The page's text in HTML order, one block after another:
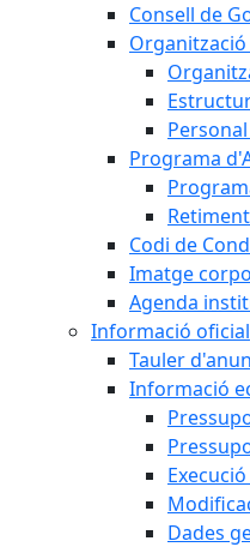
Consell de
Programa
Codi de
Imatge
Agenda
Informació oficial
Tauler
Informació
Dades